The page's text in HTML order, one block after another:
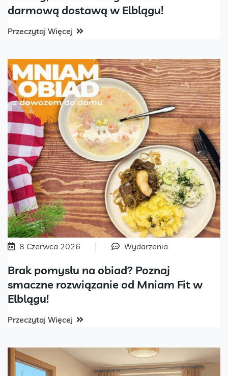
darmową dostawą w Elblągu!
Przeczytaj Więcej
8 Czerwca 2026 Wydarzenia
Brak pomysłu na obiad? Poznaj
smaczne rozwiązanie od Mniam Fit w
Elblągu!
Przeczytaj Więcej